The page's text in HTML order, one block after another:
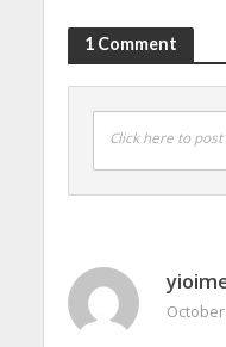
1 Comment
Click here to